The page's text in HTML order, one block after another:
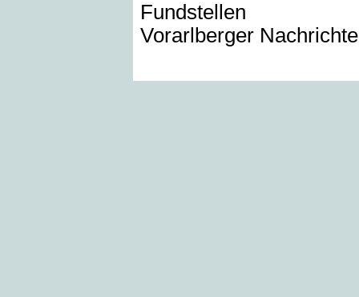
Fundstellen
Vorarlberger